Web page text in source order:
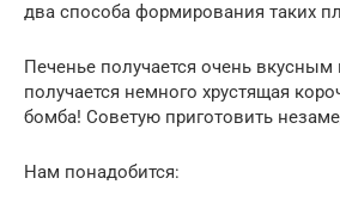
два способа формирования таких
Печенье получается очень
получается немного хрустящая
бомба! Советую приготовить
Нам понадобится: